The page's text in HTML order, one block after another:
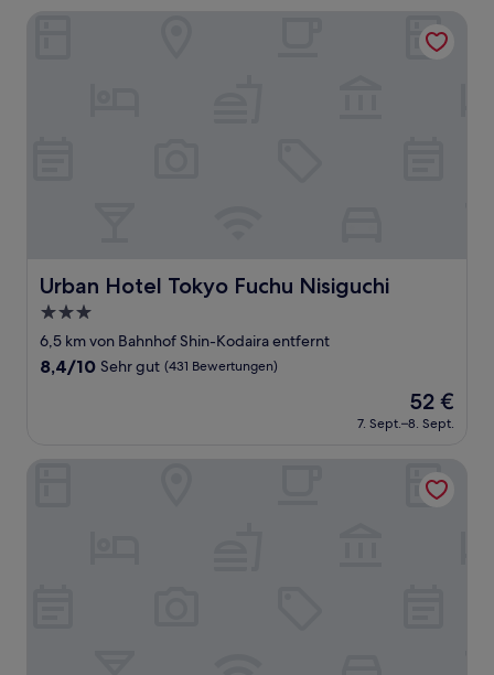
Bewertungen)
Urban Hotel Tokyo Fuchu Nisiguchi
Urban Hotel Tokyo Fuchu Nisiguchi
3.0-
Sterne-
Unterkunft
6,5 km von Bahnhof Shin-Kodaira entfernt
8.4
(431
8,4/10 Sehr gut (431 Bewertungen)
Der
Preis
beträgt
52 €
7. Sept.–8. Sept.